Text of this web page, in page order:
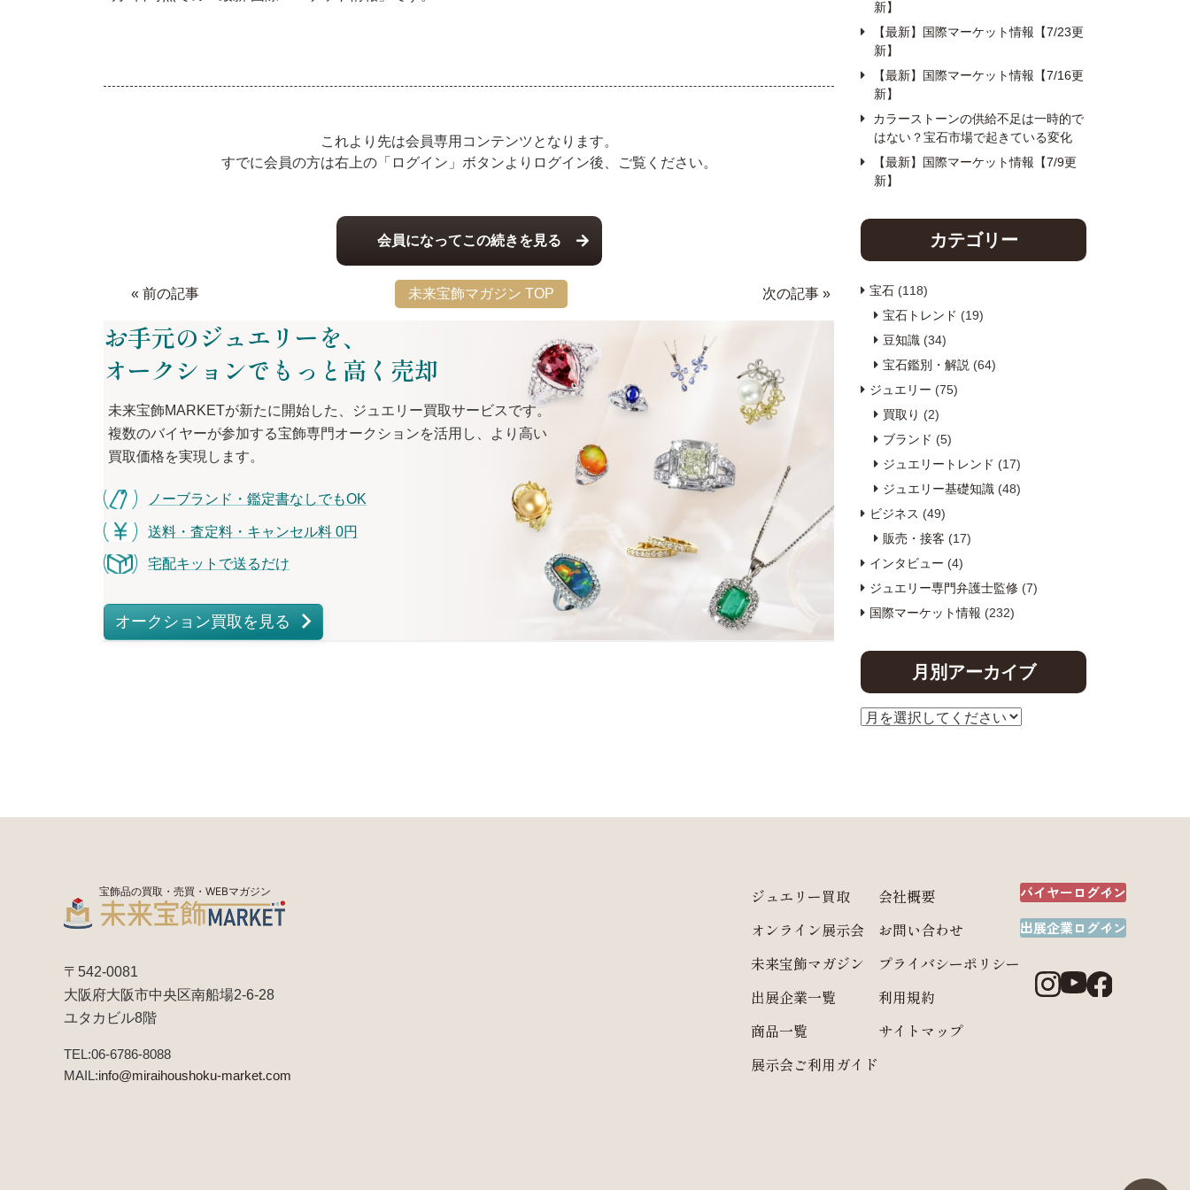
これより先は会員専用コンテンツとなります。
すでに会員の方は右上の「ログイン」ボタンよりログイン後、ご覧ください。
会員になってこの続きを見る
« 前の記事 未来宝飾マガジン TOP 次の記事 »
お手元のジュエリーを、
オークションでもっと 高く売却
未来宝飾MARKETが新たに 開始した、
ジュエリー買取サービスです。
複数のバイヤーが参加する宝飾専門オークションを活用し、 より 高い
買取価格を実現します。
ノーブランド・鑑定書なしでもOK
送料・査定料・キャンセル料 0円
宅配キットで送るだけ
オークション買取を見る
新】
【最新】国際マーケット情報【7/23更
新】
【最新】国際マーケット情報【7/16更
新】
カラーストーンの供給不足は一時的で
はない？宝石市場で起きている変化
【最新】国際マーケット情報【7/9更
新】
カテゴリー
宝石 (118)
宝石トレンド (19)
豆知識 (34)
宝石鑑別・解説 (64)
ジュエリー (75)
買取り (2)
ブランド (5)
ジュエリートレンド (17)
ジュエリー基礎知識 (48)
ビジネス (49)
販売・接客 (17)
インタビュー (4)
ジュエリー専門弁護士監修 (7)
国際マーケット情報 (232)
月別アーカイブ
宝飾品の買取・売買・WEBマガジン
〒542-0081
大阪府大阪市中央区南船場2-6-28
ユタカビル8階
TEL:06-6786-8088
MAIL:info@miraihoushoku-market.com
ジュエリー買取
オンライン展示会
未来宝飾マガジン
出展企業一覧
商品一覧
展示会ご利用ガイド
会社概要
お問い合わせ
プライバシーポリシー
利用規約
サイトマップ
バイヤーログイン
出展企業ログイン